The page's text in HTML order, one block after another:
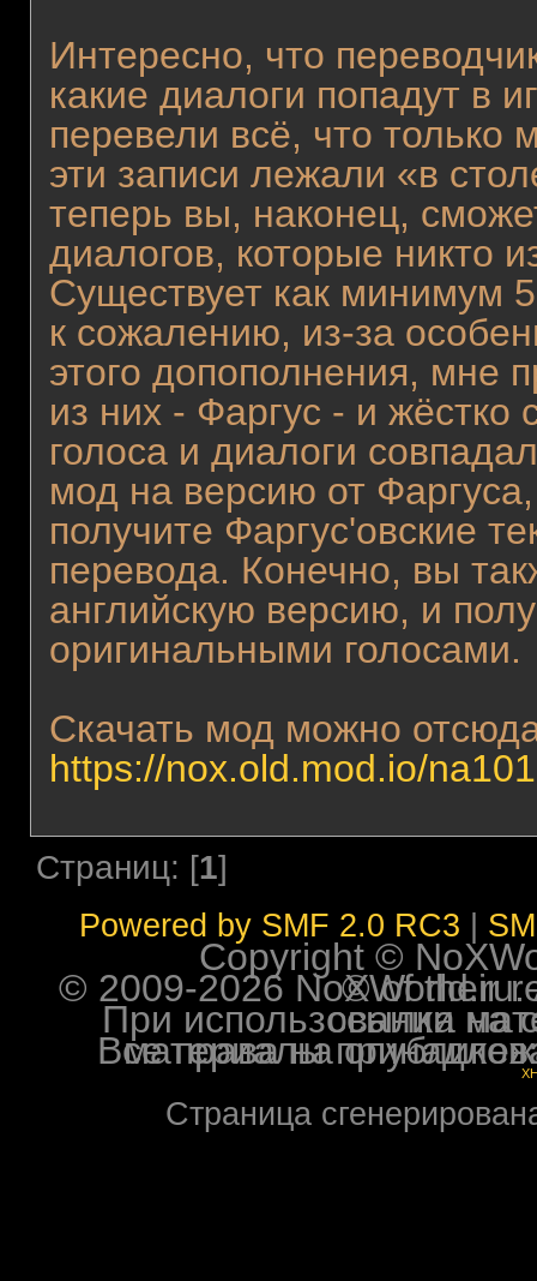
Интересно, что
какие диалоги попадут в
перевели всё, что
эти записи лежали «в
теперь вы, наконец,
диалогов, которые никто
Существует как минимум
к сожалению, из-за
этого допополнения, мне
из них - Фаргус - и жёстко
голоса и диалоги
мод на версию от
получите Фаргус'овские
перевода. Конечно, вы
английскую версию, и
оригинальными голосами.
Скачать мод можно
https://nox.old.mod.io/
Страниц: [1]
Powered by SMF 2.0 RC3
Copyright ©
© 2009-2026 NoXWorld.ru. All
При использовании
Все права на опубликованные на форуме
Страница